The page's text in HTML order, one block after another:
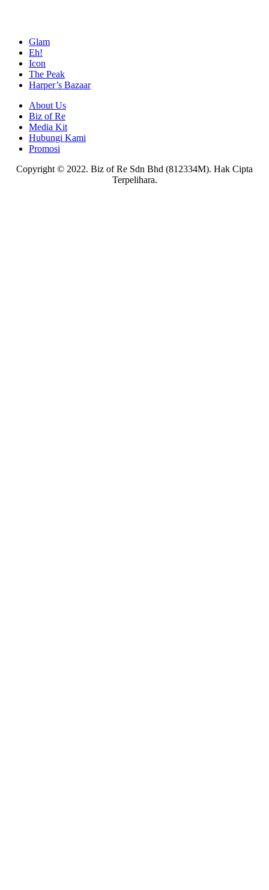
Glam
Eh!
Icon
The Peak
Harper’s Bazaar
About Us
Biz of Re
Media Kit
Hubungi Kami
Promosi
Copyright © 2022. Biz of Re Sdn Bhd (812334M). Hak Cipta
Terpelihara.